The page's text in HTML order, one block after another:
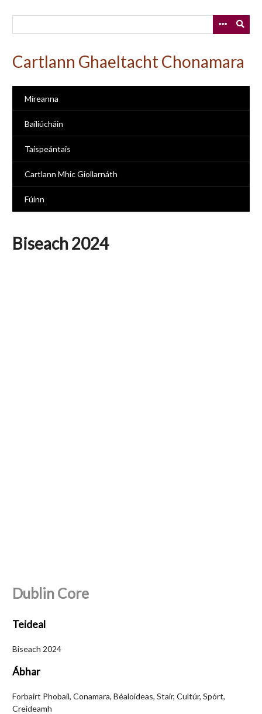
Cartlann Ghaeltacht Chonamara
Míreanna
Bailiúcháin
Taispeántais
Cartlann Mhic Giollarnáth
Fúinn
Biseach 2024
Dublin Core
Teideal
Biseach 2024
Ábhar
Forbairt Phobail, Conamara, Béaloideas, Stair, Cultúr, Spórt,
Creideamh